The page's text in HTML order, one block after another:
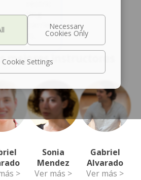
ting
mejores instructores
>
Sonia
Mendez
Ver más >
Gabriel
Alvarado
Ver más >
Cookie Settings